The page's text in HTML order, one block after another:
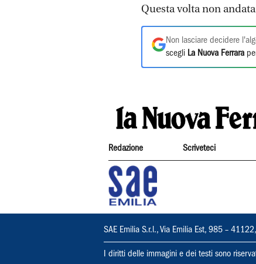
Questa volta non
Non lasciare decidere
scegli La Nuova Ferrara
Redazione Scriveteci
SAE Emilia S.r.l., Via Emilia Est, 985 –
I diritti delle immagini e dei testi sono